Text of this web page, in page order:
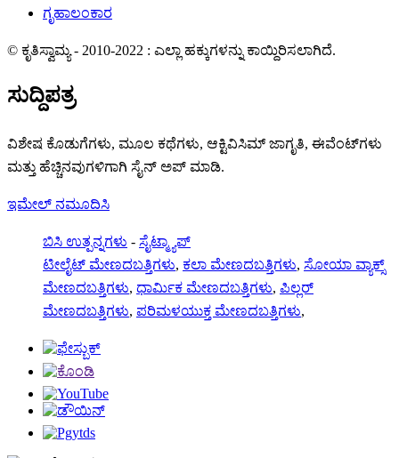
ಗೃಹಾಲಂಕಾರ
© ಕೃತಿಸ್ವಾಮ್ಯ - 2010-2022 : ಎಲ್ಲಾ ಹಕ್ಕುಗಳನ್ನು ಕಾಯ್ದಿರಿಸಲಾಗಿದೆ.
ಸುದ್ದಿಪತ್ರ
ವಿಶೇಷ ಕೊಡುಗೆಗಳು, ಮೂಲ ಕಥೆಗಳು, ಆಕ್ಟಿವಿಸಿಮ್ ಜಾಗೃತಿ, ಈವೆಂಟ್‌ಗಳು
ಮತ್ತು ಹೆಚ್ಚಿನವುಗಳಿಗಾಗಿ ಸೈನ್ ಅಪ್ ಮಾಡಿ.
ಇಮೇಲ್ ನಮೂದಿಸಿ
ಬಿಸಿ ಉತ್ಪನ್ನಗಳು - ಸೈಟ್ಮ್ಯಾಪ್
ಟೀಲೈಟ್ ಮೇಣದಬತ್ತಿಗಳು, ಕಲಾ ಮೇಣದಬತ್ತಿಗಳು, ಸೋಯಾ ವ್ಯಾಕ್ಸ್
ಮೇಣದಬತ್ತಿಗಳು, ಧಾರ್ಮಿಕ ಮೇಣದಬತ್ತಿಗಳು, ಪಿಲ್ಲರ್
ಮೇಣದಬತ್ತಿಗಳು, ಪರಿಮಳಯುಕ್ತ ಮೇಣದಬತ್ತಿಗಳು,